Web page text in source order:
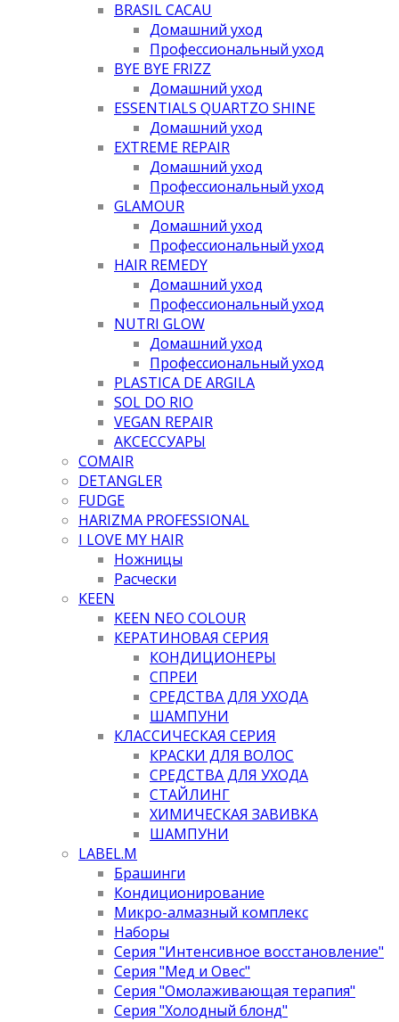
BRASIL CACAU
Домашний уход
Профессиональный уход
BYE BYE FRIZZ
Домашний уход
ESSENTIALS QUARTZO SHINE
Домашний уход
EXTREME REPAIR
Домашний уход
Профессиональный уход
GLAMOUR
Домашний уход
Профессиональный уход
HAIR REMEDY
Домашний уход
Профессиональный уход
NUTRI GLOW
Домашний уход
Профессиональный уход
PLASTICA DE ARGILA
SOL DO RIO
VEGAN REPAIR
АКСЕССУАРЫ
COMAIR
DETANGLER
FUDGE
HARIZMA PROFESSIONAL
I LOVE MY HAIR
Ножницы
Расчески
KEEN
KEEN NEO COLOUR
КЕРАТИНОВАЯ СЕРИЯ
КОНДИЦИОНЕРЫ
СПРЕИ
СРЕДСТВА ДЛЯ УХОДА
ШАМПУНИ
КЛАССИЧЕСКАЯ СЕРИЯ
КРАСКИ ДЛЯ ВОЛОС
СРЕДСТВА ДЛЯ УХОДА
СТАЙЛИНГ
ХИМИЧЕСКАЯ ЗАВИВКА
ШАМПУНИ
LABEL.M
Брашинги
Кондиционирование
Микро-алмазный комплекс
Наборы
Серия "Интенсивное восстановление"
Серия "Мед и Овес"
Серия "Омолаживающая терапия"
Серия "Холодный блонд"